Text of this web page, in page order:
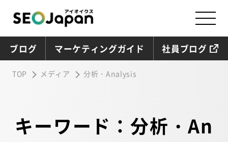
ブログ マーケティングガイド 社員ブログ
TOP メディア 分析・Analysis
キーワード：分析・An